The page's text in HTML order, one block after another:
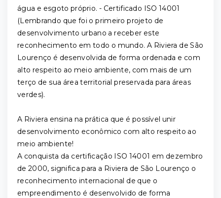
água e esgoto próprio. - Certificado ISO 14001
(Lembrando que foi o primeiro projeto de
desenvolvimento urbano a receber este
reconhecimento em todo o mundo. A Riviera de São
Lourenço é desenvolvida de forma ordenada e com
alto respeito ao meio ambiente, com mais de um
terço de sua área territorial preservada para áreas
verdes).
A Riviera ensina na prática que é possível unir
desenvolvimento econômico com alto respeito ao
meio ambiente!
A conquista da certificação ISO 14001 em dezembro
de 2000, significa para a Riviera de São Lourenço o
reconhecimento internacional de que o
empreendimento é desenvolvido de forma